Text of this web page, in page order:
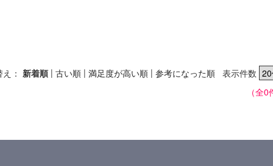
： 新着順 | 古い順 | 満足度が高い順 | 参考になった順 表示件数
（全